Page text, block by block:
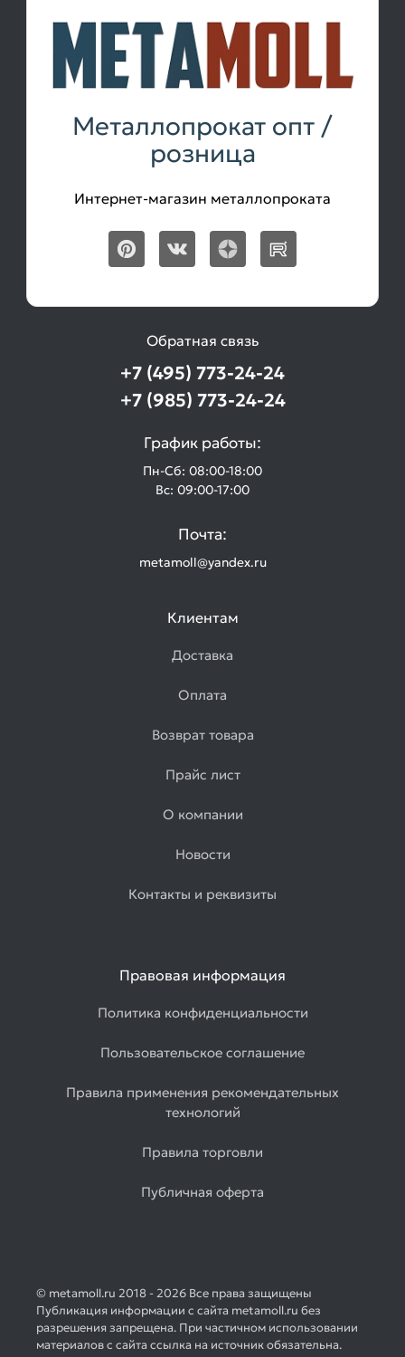
Металлопрокат опт /
розница
Интернет-магазин металлопроката
Обратная связь
+7 (495) 773-24-24
+7 (985) 773-24-24
График работы:
Пн-Сб: 08:00-18:00
Вс: 09:00-17:00
Почта:
metamoll@yandex.ru
Клиентам
Доставка
Оплата
Возврат товара
Прайс лист
О компании
Новости
Контакты и реквизиты
Правовая информация
Политика конфиденциальности
Пользовательское соглашение
Правила применения рекомендательных
технологий
Правила торговли
Публичная оферта
© metamoll.ru 2018 - 2026 Все права защищены
Публикация информации с сайта metamoll.ru без
разрешения запрещена. При частичном использовании
материалов с сайта ссылка на источник обязательна.